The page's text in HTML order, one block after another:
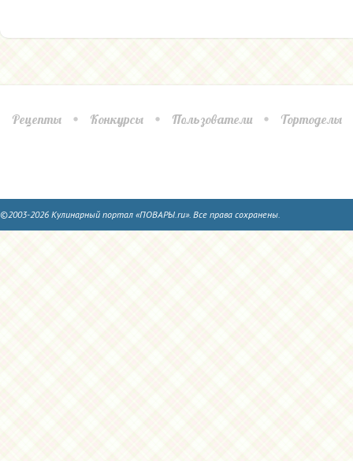
Рецепты Конкурсы Пользователи Тортоделы
©2003-2026 Кулинарный портал «ПОВАРЫ.ru». Все права сохранены.